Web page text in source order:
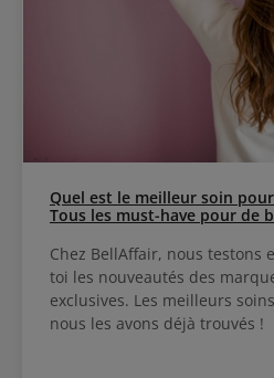
Quel est le meilleur soin
Tous les must-have pour de
Chez BellAffair, nous testons
toi les nouveautés des
exclusives. Les meilleurs
nous les avons déjà trouvés !